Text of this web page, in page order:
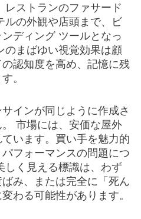
レストランのファサード
ルの外観や店頭まで、ビ
ディング ツールとなっ
のまばゆい視覚効果は顧
認知度を高め、記憶に残
。
インが同じように作成さ
市場には、安価な屋外
います。買い手を魅力的
フォーマンスの問題につ
しく見える標識は、わず
み、または完全に「死ん
わる可能性があります。